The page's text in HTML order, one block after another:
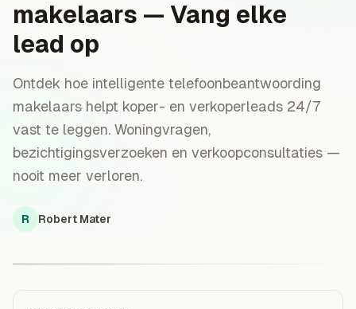
makelaars — Vang elke
lead op
Ontdek hoe intelligente telefoonbeantwoording
makelaars helpt koper- en verkoperleads 24/7
vast te leggen. Woningvragen,
bezichtigingsverzoeken en verkoopconsultaties —
nooit meer verloren.
R Robert Mater